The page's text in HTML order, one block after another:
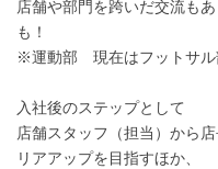
店舗や部門を跨いだ交流も
も！
※運動部 現在はフットサル
入社後のステップとして
店舗スタッフ（担当）から
リアアップを目指すほか、